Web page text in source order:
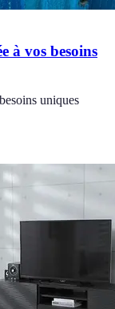
à vos besoins
uniques